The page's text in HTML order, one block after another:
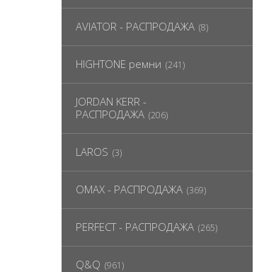
AVIATOR - РАСПРОДАЖА (8)
HIGHTONE ремни (241)
JORDAN KERR -
РАСПРОДАЖА (206)
LAROS (3)
OMAX - РАСПРОДАЖА (369)
PERFECT - РАСПРОДАЖА (265)
Q&Q (961)